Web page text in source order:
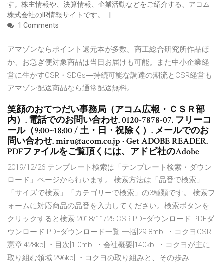
す。株主情報や、決算情報、企業活動などをご紹介する、アコム
株式会社のIR情報サイトです。
1 Comments
アマゾンならポイント還元本が多数。商工総合研究所作品ほ
か、お急ぎ便対象商品は当日お届けも可能。また中小企業経
営に生かすCSR・SDGs―持続可能な調達の潮流とCSR経営も
アマゾン配送商品なら通常配送無料。
笑顔のおてつだい事務局（アコム広報・ＣＳＲ部
内）. 電話でのお問い合わせ. 0120-7878-07. フリーコ
ール（9:00~18:00 / 土・日・祝除く）. メールでのお
問い合わせ. miru@acom.co.jp · Get ADOBE READER.
PDFファイルをご覧頂くには、アドビ社のAdobe
2019/12/26 テンプレート検索は「テンプレート検索・ダウン
ロード」ページから行います。 検索方法は「品番で検索」
「サイズで検索」「カテゴリーで検索」の3種類です。 検索フ
ォームに対応商品の品番を入力してください。検索ボタンを
クリックすると検索 2018/11/25 CSR PDFダウンロード PDFダ
ウンロード PDFダウンロード一覧 一括[29.8mb] ・コクヨCSR
憲章[428kb] ・目次[1.0mb] ・会社概要[140kb] ・コクヨが主に
取り組む領域[296kb] ・コクヨの取り組みと、その歩み